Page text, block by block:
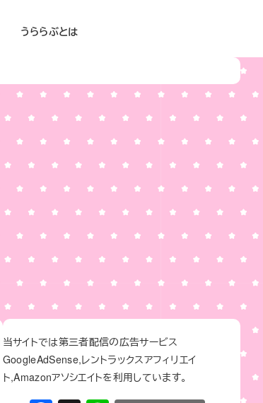
うららぶとは
当サイトでは第三者配信の広告サービス
GoogleAdSense,レントラックスアフィリエイ
ト,Amazonアソシエイトを利用しています。